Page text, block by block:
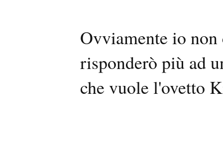
Ovviamente io
risponderò più ad
che vuole l'ovetto